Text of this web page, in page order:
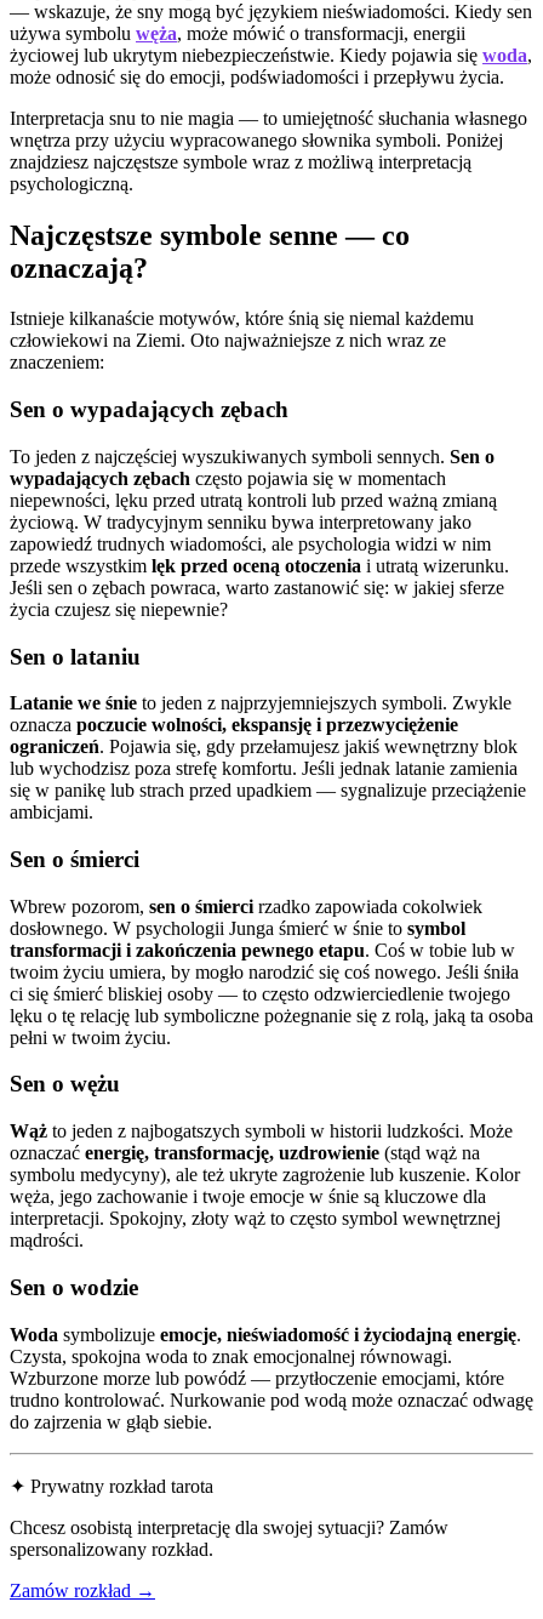
— wskazuje, że sny mogą być językiem nieświadomości. Kiedy sen
używa symbolu węża, może mówić o transformacji, energii
życiowej lub ukrytym niebezpieczeństwie. Kiedy pojawia się woda,
może odnosić się do emocji, podświadomości i przepływu życia.
Interpretacja snu to nie magia — to umiejętność słuchania własnego
wnętrza przy użyciu wypracowanego słownika symboli. Poniżej
znajdziesz najczęstsze symbole wraz z możliwą interpretacją
psychologiczną.
Najczęstsze symbole senne — co
oznaczają?
Istnieje kilkanaście motywów, które śnią się niemal każdemu
człowiekowi na Ziemi. Oto najważniejsze z nich wraz ze
znaczeniem:
Sen o wypadających zębach
To jeden z najczęściej wyszukiwanych symboli sennych. Sen o
wypadających zębach często pojawia się w momentach
niepewności, lęku przed utratą kontroli lub przed ważną zmianą
życiową. W tradycyjnym senniku bywa interpretowany jako
zapowiedź trudnych wiadomości, ale psychologia widzi w nim
przede wszystkim lęk przed oceną otoczenia i utratą wizerunku.
Jeśli sen o zębach powraca, warto zastanowić się: w jakiej sferze
życia czujesz się niepewnie?
Sen o lataniu
Latanie we śnie to jeden z najprzyjemniejszych symboli. Zwykle
oznacza poczucie wolności, ekspansję i przezwyciężenie
ograniczeń. Pojawia się, gdy przełamujesz jakiś wewnętrzny blok
lub wychodzisz poza strefę komfortu. Jeśli jednak latanie zamienia
się w panikę lub strach przed upadkiem — sygnalizuje przeciążenie
ambicjami.
Sen o śmierci
Wbrew pozorom, sen o śmierci rzadko zapowiada cokolwiek
dosłownego. W psychologii Junga śmierć w śnie to symbol
transformacji i zakończenia pewnego etapu. Coś w tobie lub w
twoim życiu umiera, by mogło narodzić się coś nowego. Jeśli śniła
ci się śmierć bliskiej osoby — to często odzwierciedlenie twojego
lęku o tę relację lub symboliczne pożegnanie się z rolą, jaką ta osoba
pełni w twoim życiu.
Sen o wężu
Wąż to jeden z najbogatszych symboli w historii ludzkości. Może
oznaczać energię, transformację, uzdrowienie (stąd wąż na
symbolu medycyny), ale też ukryte zagrożenie lub kuszenie. Kolor
węża, jego zachowanie i twoje emocje w śnie są kluczowe dla
interpretacji. Spokojny, złoty wąż to często symbol wewnętrznej
mądrości.
Sen o wodzie
Woda symbolizuje emocje, nieświadomość i życiodajną energię.
Czysta, spokojna woda to znak emocjonalnej równowagi.
Wzburzone morze lub powódź — przytłoczenie emocjami, które
trudno kontrolować. Nurkowanie pod wodą może oznaczać odwagę
do zajrzenia w głąb siebie.
✦ Prywatny rozkład tarota
Chcesz osobistą interpretację dla swojej sytuacji? Zamów
spersonalizowany rozkład.
Zamów rozkład →